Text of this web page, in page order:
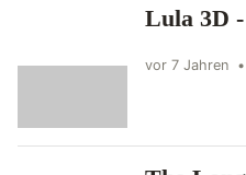
Lula 3D
vor 7 Jahren •